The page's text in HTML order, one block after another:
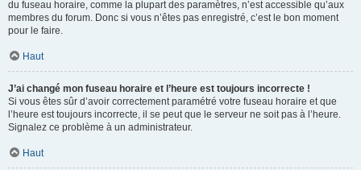
du fuseau horaire, comme la plupart des paramètres, n’est accessible qu’aux
membres du forum. Donc si vous n’êtes pas enregistré, c’est le bon moment
pour le faire.
Haut
J’ai changé mon fuseau horaire et l’heure est toujours incorrecte !
Si vous êtes sûr d’avoir correctement paramétré votre fuseau horaire et que
l’heure est toujours incorrecte, il se peut que le serveur ne soit pas à l’heure.
Signalez ce problème à un administrateur.
Haut